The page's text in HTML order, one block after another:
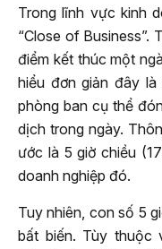
Trong lĩnh vực kinh
“Close of Business”.
điểm kết thúc một
hiểu đơn giản đây
phòng ban cụ thể
dịch trong ngày.
ước là 5 giờ chiều
doanh nghiệp đó.
Tuy nhiên, con số 5
bất biến. Tùy thuộc